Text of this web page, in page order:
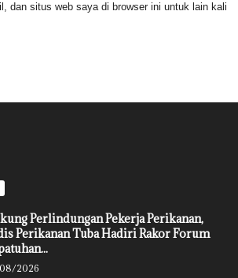
dan situs web saya di browser ini untuk lain kali
Perlindungan Pekerja Perikanan,
Perikanan Tuba Hadiri Rakor Forum
2026